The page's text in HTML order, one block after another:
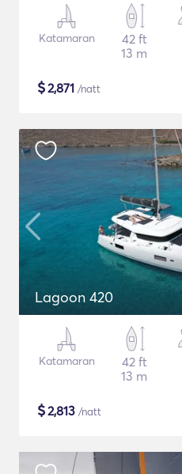
Katamaran
42 ft
13 m
$2,871 /natt
Lagoon 420
Katamaran
42 ft
13 m
$2,813 /natt